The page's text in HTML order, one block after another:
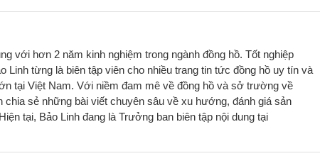
với hơn 2 năm kinh nghiệm trong ngành đồng hồ. Tốt nghiệp
Linh từng là biên tập viên cho nhiều trang tin tức đồng hồ uy tín và
tại Việt Nam. Với niềm đam mê về đồng hồ và sở trường về
sẻ những bài viết chuyên sâu về xu hướng, đánh giá sản
tại, Bảo Linh đang là Trưởng ban biên tập nội dung tại